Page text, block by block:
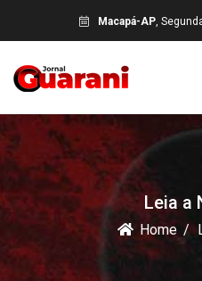
Macapá-AP,
Leia a
Home